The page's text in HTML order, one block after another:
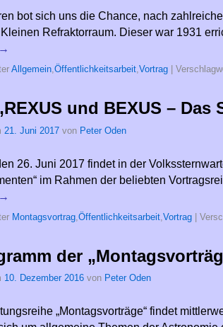
bot sich uns die Chance, nach
Refraktorraum. Dieser war 1931
→
Allgemein,Öffentlichkeitsarbeit,Vortrag
und BEXUS –
21. Juni 2017 von Peter Oden
26. Juni 2017 findet in der
im Rahmen der beliebten
→
Montagsvortrag Öffentlichkeitsarbeit Vortrag
der
10. Dezember 2016 von Peter Oden
„Montagsvorträge“ findet